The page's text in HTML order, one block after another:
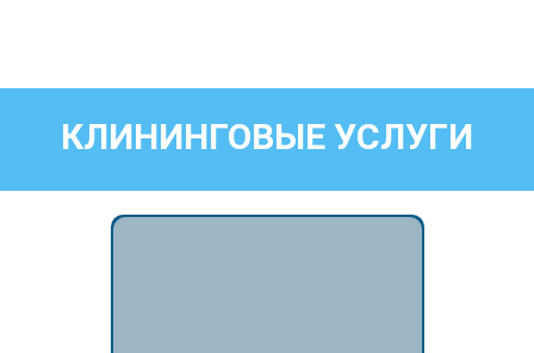
КЛИНИНГОВЫЕ УСЛУГИ